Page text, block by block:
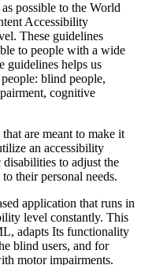
possible to the World
Accessibility
These guidelines
to people with a wide
guidelines helps us
blind people,
cognitive
are meant to make it
an accessibility
to adjust the
their personal needs.
application that runs in
level constantly. This
adapts Its functionality
blind users, and for
motor impairments.